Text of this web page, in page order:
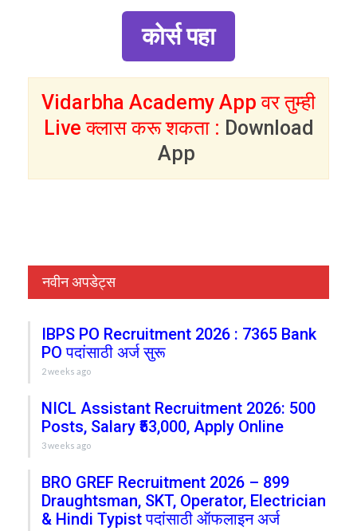
कोर्स पहा
Vidarbha Academy App वर तुम्ही
Live क्लास करू शकता : Download
App
नवीन अपडेट्स
IBPS PO Recruitment 2026 : 7365 Bank
PO पदांसाठी अर्ज सुरू
2 weeks ago
NICL Assistant Recruitment 2026: 500
Posts, Salary ₹53,000, Apply Online
3 weeks ago
BRO GREF Recruitment 2026 – 899
Draughtsman, SKT, Operator, Electrician
& Hindi Typist पदांसाठी ऑफलाइन अर्ज